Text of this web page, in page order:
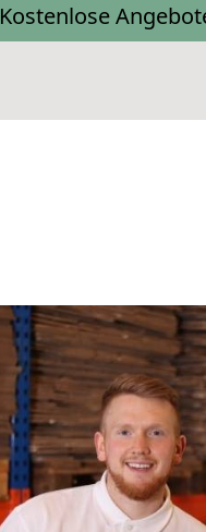
Kostenlose